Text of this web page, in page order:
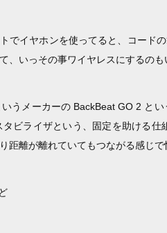
でイヤホンを使ってると、コード
、いっその事ワイヤレスにするの
うメーカーの BackBeat GO 2 と
ビライザという、固定を助ける仕
距離が離れていてもつながる感じ